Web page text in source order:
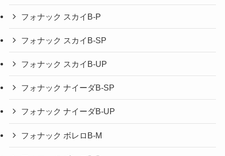
フォナック スカイB-P
フォナック スカイB-SP
フォナック スカイB-UP
フォナック ナイーダB-SP
フォナック ナイーダB-UP
フォナック ボレロB-M